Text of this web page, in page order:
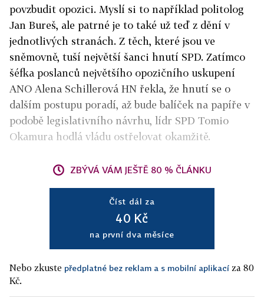
povzbudit opozici. Myslí si to například politolog
Jan Bureš, ale patrné je to také už teď z dění v
jednotlivých stranách. Z těch, které jsou ve
sněmovně, tuší největší šanci hnutí SPD. Zatímco
šéfka poslanců největšího opozičního uskupení
ANO Alena Schillerová HN řekla, že hnutí se o
dalším postupu poradí, až bude balíček na papíře v
podobě legislativního návrhu, lídr SPD Tomio
Okamura hodlá vládu ostřelovat okamžitě.
ZBÝVÁ VÁM JEŠTĚ 80 % ČLÁNKU
Číst dál za
40 Kč
na první dva měsíce
Nebo zkuste předplatné bez reklam a s mobilní aplikací za 80
Kč.